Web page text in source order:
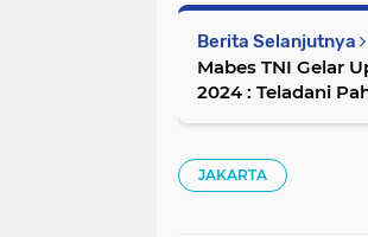
Berita Selanjutnya
Mabes TNI Gelar
2024 : Teladani
JAKARTA